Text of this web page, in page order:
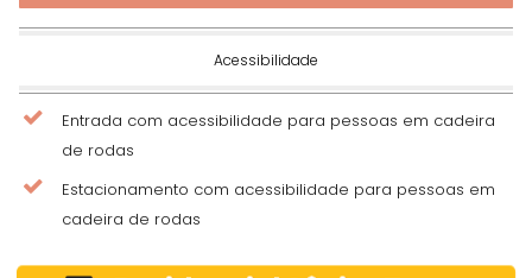
Acessibilidade
Entrada com acessibilidade para pessoas em cadeira
de rodas
Estacionamento com acessibilidade para pessoas em
cadeira de rodas